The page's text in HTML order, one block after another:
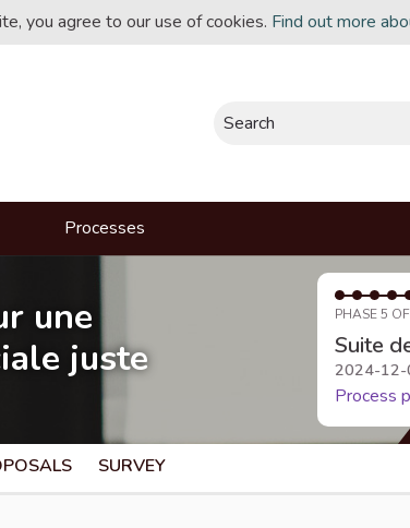
you agree to our use of cookies. Find out more
Search
Processes
une
juste
PHASE 5
Suite
2024-
Process
SURVEY